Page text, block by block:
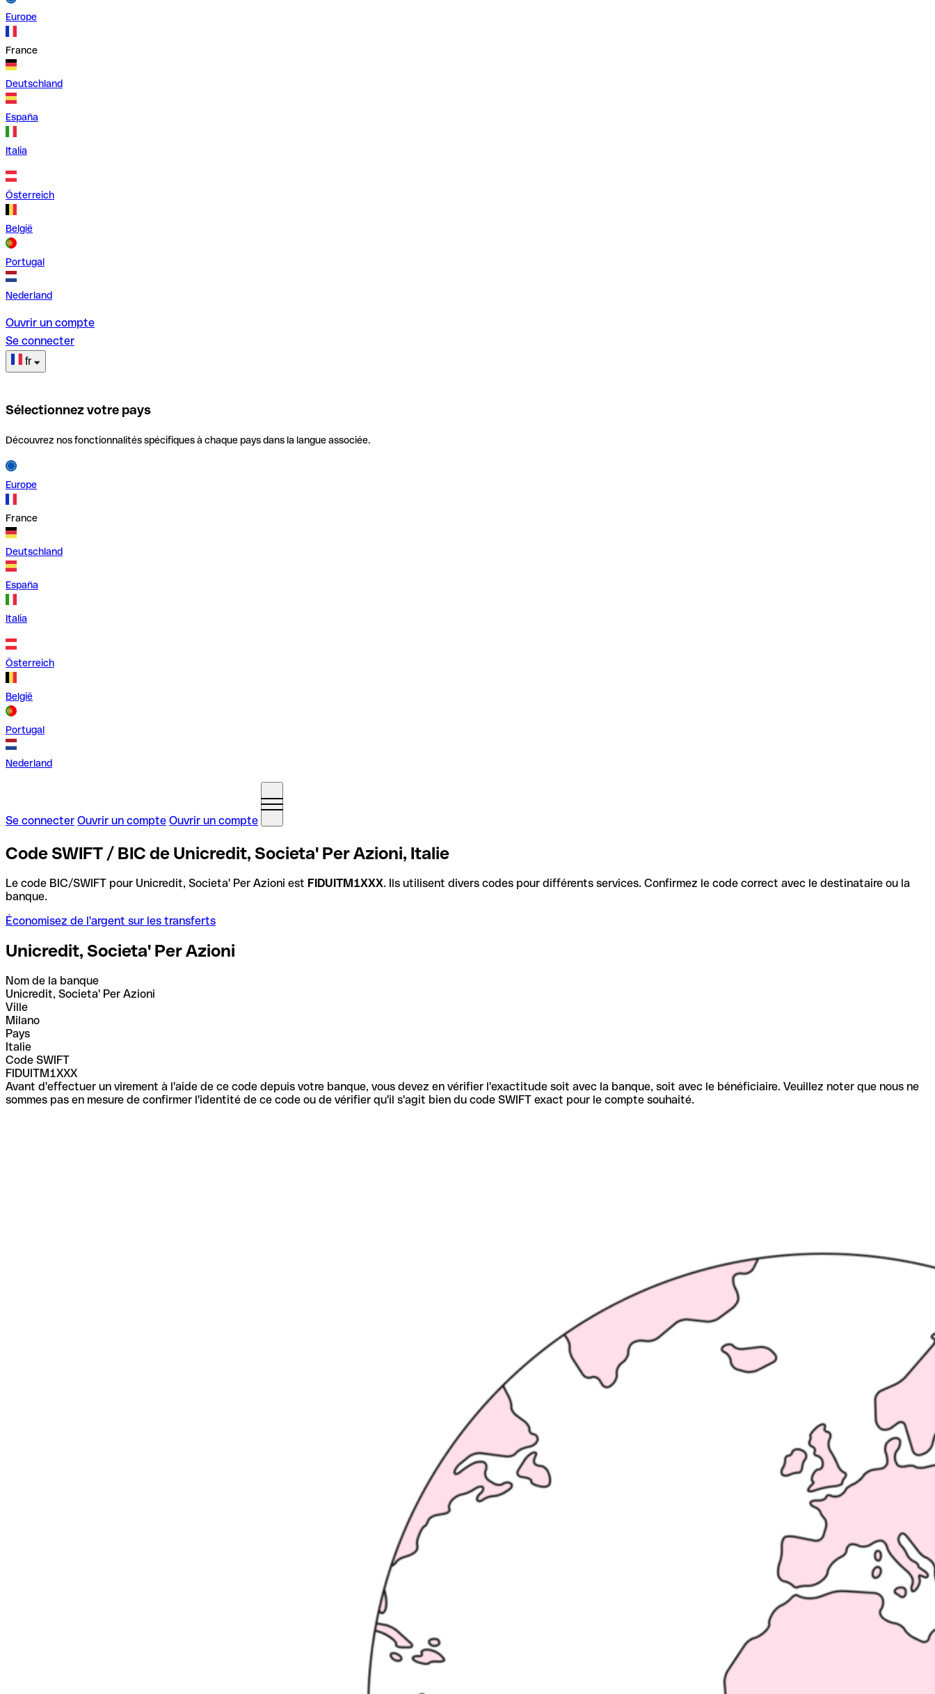
Europe
France
Deutschland
España
Italia
Österreich
België
Portugal
Nederland
Ouvrir un compte
Se connecter
fr
Sélectionnez votre pays
Découvrez nos fonctionnalités spécifiques à chaque pays dans la langue associée.
Europe
France
Deutschland
España
Italia
Österreich
België
Portugal
Nederland
Se connecter Ouvrir un compte Ouvrir un compte
Code SWIFT / BIC de Unicredit, Societa' Per Azioni, Italie
Le code BIC/SWIFT pour Unicredit, Societa' Per Azioni est FIDUITM1XXX. Ils utilisent divers codes pour différents services. Confirmez le code correct avec le destinataire ou la
banque.
Économisez de l'argent sur les transferts
Unicredit, Societa' Per Azioni
Nom de la banque
Unicredit, Societa' Per Azioni
Ville
Milano
Pays
Italie
Code SWIFT
FIDUITM1XXX
Avant d'effectuer un virement à l'aide de ce code depuis votre banque, vous devez en vérifier l'exactitude soit avec la banque, soit avec le bénéficiaire. Veuillez noter que nous ne
sommes pas en mesure de confirmer l'identité de ce code ou de vérifier qu'il s'agit bien du code SWIFT exact pour le compte souhaité.